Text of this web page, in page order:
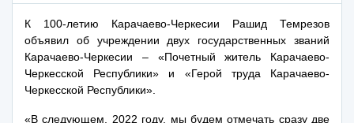
К 100-летию Карачаево-Черкесии Рашид Темрезов
объявил об учреждении двух государственных званий
Карачаево-Черкесии – «Почетный житель Карачаево-
Черкесской Республики» и «Герой труда Карачаево-
Черкесской Республики».
«В следующем, 2022 году, мы будем отмечать сразу две